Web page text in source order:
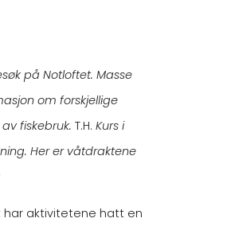
på Notloftet. Masse
om forskjellige
fiskebruk. T.H. Kurs i
Her er våtdraktene
har aktivitetene hatt en